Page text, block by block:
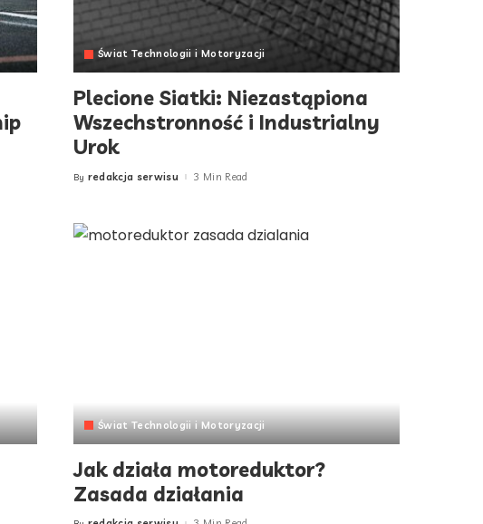
Świat Technologii i Motoryzacji
Plecione Siatki: Niezastąpiona
Wszechstronność i Industrialny
Urok
Posted
By redakcja serwisu 3 Min Read
Świat Technologii i Motoryzacji
Jak działa motoreduktor?
Zasada działania